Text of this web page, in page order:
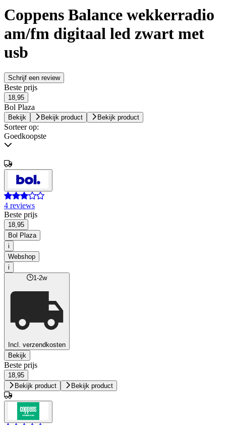
Coppens Balance wekkerradio
am/fm digitaal led zwart met
usb
Schrijf een review
Beste prijs
18,95
Bol Plaza
Bekijk Bekijk product Bekijk product
Sorteer op:
Goedkoopste
4 reviews
Beste prijs
18,95
Bol Plaza
i
Webshop
i
1-2w
Incl. verzendkosten
Bekijk
Beste prijs
18,95
Bekijk product
Bekijk product